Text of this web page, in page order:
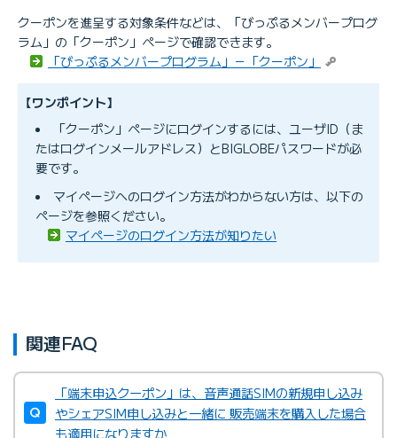
クーポンを進呈する対象条件などは、「びっぷるメンバープログ
ラム」の「クーポン」ページで確認できます。
「びっぷるメンバープログラム」－「クーポン」
【ワンポイント】
「クーポン」ページにログインするには、ユーザID（ま
たはログインメールアドレス）とBIGLOBEパスワードが必
要です。
マイページへのログイン方法がわからない方は、以下の
ページを参照ください。
マイページのログイン方法が知りたい
関連FAQ
「端末申込クーポン」は、音声通話SIMの新規申し込み
やシェアSIM申し込みと一緒に 販売端末を購入した場合
も適用になりますか